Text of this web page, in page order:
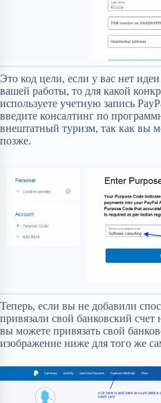
Это код цели, если у вас нет
вашей работы, то для какой
используете учетную запись
введите консалтинг по
внештатный туризм, так как вы
позже.
Теперь, если вы не добавили
привязали свой банковский
вы можете привязать свой
изображение ниже для того же